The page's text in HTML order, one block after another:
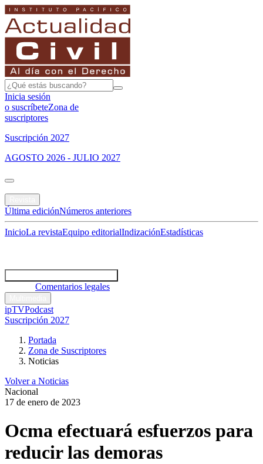
Inicia sesión
o suscríbeteZona de
suscriptores
Suscripción 2027
AGOSTO 2026 - JULIO 2027
Última ediciónNúmeros anteriores
InicioLa revistaEquipo editorialIndizaciónEstadísticas
Comentarios legales
ipTVPodcast
Suscripción 2027
Portada
Zona de Suscriptores
Noticias
Volver a Noticias
Nacional
17 de enero de 2023
Ocma efectuará esfuerzos para
reducir las demoras